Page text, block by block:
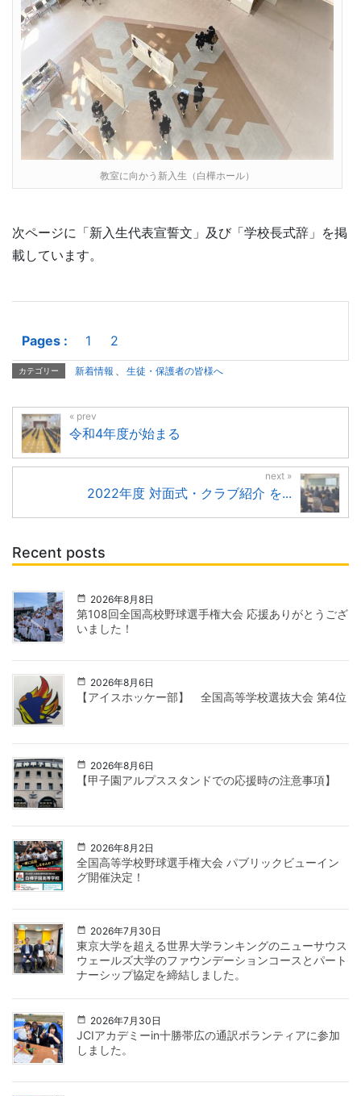
教室に向かう新入生（白樺ホール）
次ページに「新入生代表宣誓文」及び「学校長式辞」を掲
載しています。
Pages : 1 2
カテゴリー 新着情報 生徒・保護者の皆様へ
令和4年度が始まる
2022年度 対面式・クラブ紹介 を...
Recent posts
2026年8月8日
第108回全国高校野球選手権大会 応援ありがとうござ
いました！
2026年8月6日
【アイスホッケー部】 全国高等学校選抜大会 第4位
2026年8月6日
【甲子園アルプススタンドでの応援時の注意事項】
2026年8月2日
全国高等学校野球選手権大会 パブリックビューイン
グ開催決定！
2026年7月30日
東京大学を超える世界大学ランキングのニューサウス
ウェールズ大学のファウンデーションコースとパート
ナーシップ協定を締結しました。
2026年7月30日
JCIアカデミーin十勝帯広の通訳ボランティアに参加
しました。